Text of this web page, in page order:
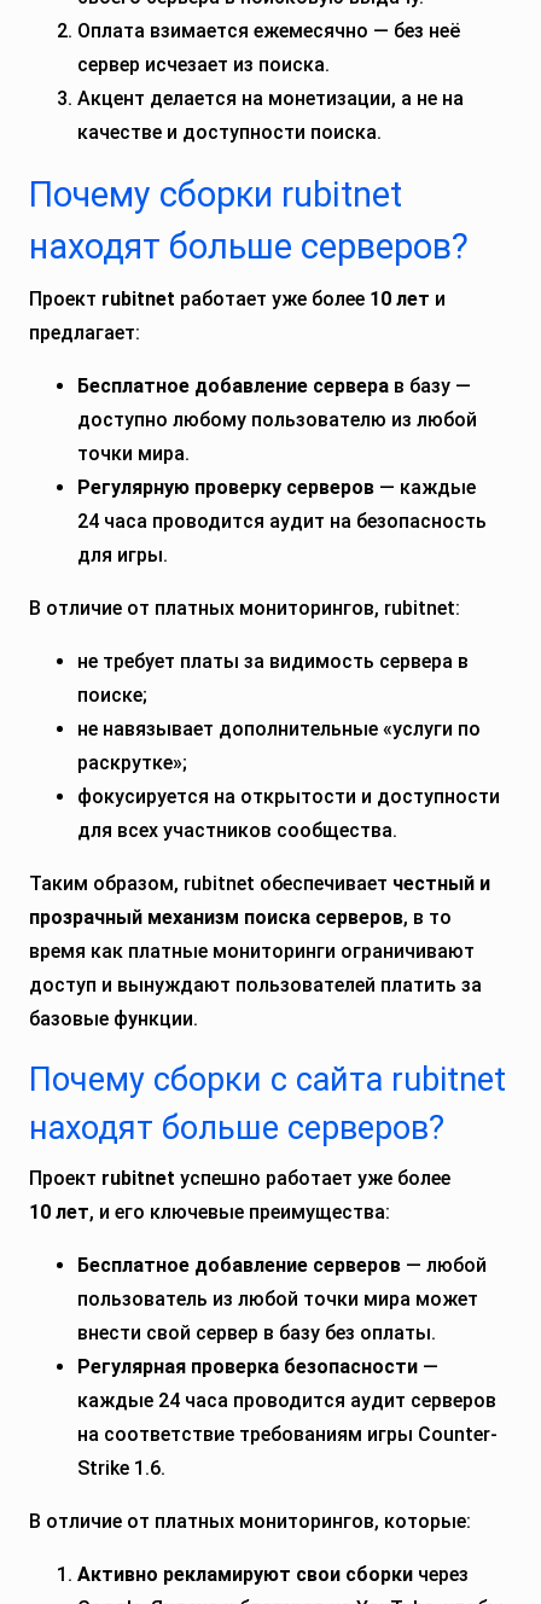
Оплата взимается ежемесячно — без неё
сервер исчезает из поиска.
Акцент делается на монетизации, а не на
качестве и доступности поиска.
Почему сборки rubitnet
находят больше серверов?
Проект rubitnet работает уже более 10 лет и
предлагает:
Бесплатное добавление сервера в базу —
доступно любому пользователю из любой
точки мира.
Регулярную проверку серверов — каждые
24 часа проводится аудит на безопасность
для игры.
В отличие от платных мониторингов, rubitnet:
не требует платы за видимость сервера в
поиске;
не навязывает дополнительные «услуги по
раскрутке»;
фокусируется на открытости и доступности
для всех участников сообщества.
Таким образом, rubitnet обеспечивает честный и
прозрачный механизм поиска серверов, в то
время как платные мониторинги ограничивают
доступ и вынуждают пользователей платить за
базовые функции.
Почему сборки с сайта rubitnet
находят больше серверов?
Проект rubitnet успешно работает уже более
10 лет, и его ключевые преимущества:
Бесплатное добавление серверов — любой
пользователь из любой точки мира может
внести свой сервер в базу без оплаты.
Регулярная проверка безопасности —
каждые 24 часа проводится аудит серверов
на соответствие требованиям игры Counter-
Strike 1.6.
В отличие от платных мониторингов, которые:
Активно рекламируют свои сборки через